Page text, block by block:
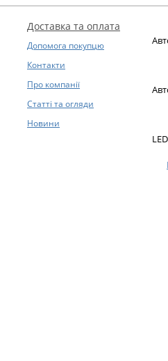
Доставка та оплата
Допомога покупцю
Контакти
Про компанії
Статті та огляди
Новини